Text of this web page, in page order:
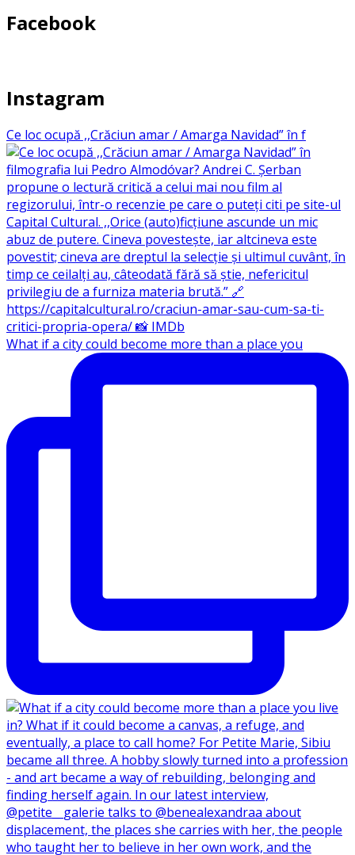
Facebook
Instagram
Ce loc ocupă ,,Crăciun amar / Amarga Navidad” în f
What if a city could become more than a place you